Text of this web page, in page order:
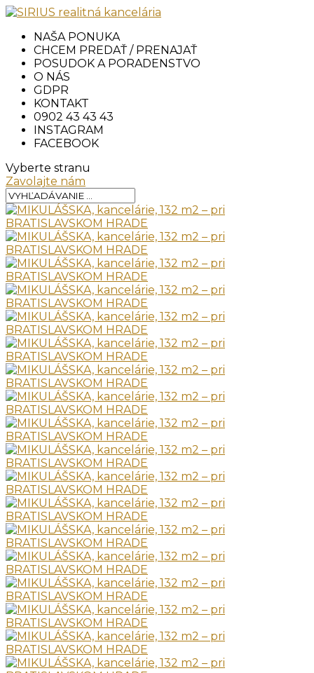
NAŠA PONUKA
CHCEM PREDAŤ / PRENAJAŤ
POSUDOK A PORADENSTVO
O NÁS
GDPR
KONTAKT
0902 43 43 43
INSTAGRAM
FACEBOOK
Vyberte stranu
Zavolajte nám